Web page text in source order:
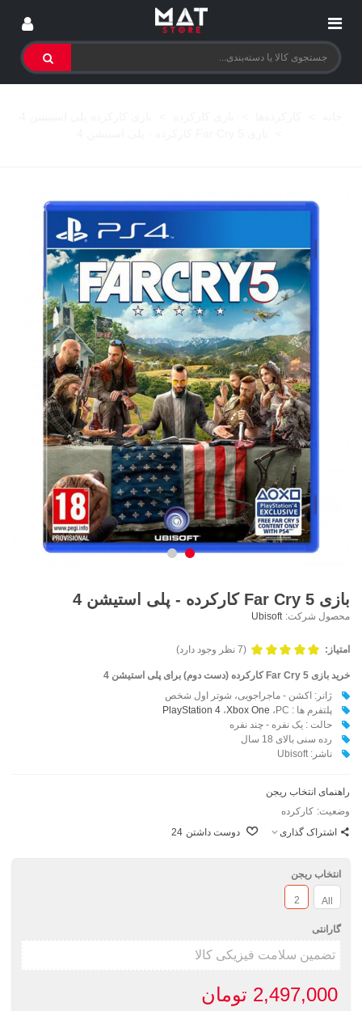
بازی Far Cry 5 کارکرده - پلی استیشن 4
محصول شرکت: Ubisoft
امتیاز: (7 نظر وجود دارد)
خرید بازی Far Cry 5 کارکرده (دست دوم) برای پلی استیشن 4
ژانر: اکشن - ماجراجویی، شوتر اول شخص
پلتفرم ها :
PlayStation 4،Xbox One ،PC
حالت : یک نفره - چند نفره
رده سنی بالای 18 سال
ناشر: Ubisoft
راهنمای انتخاب ریجن
وضعیت: کارکرده
اشتراک گذاری
دوست داشتن 24
انتخاب ریجن
All
2
گارانتی
2,497,000 تومان